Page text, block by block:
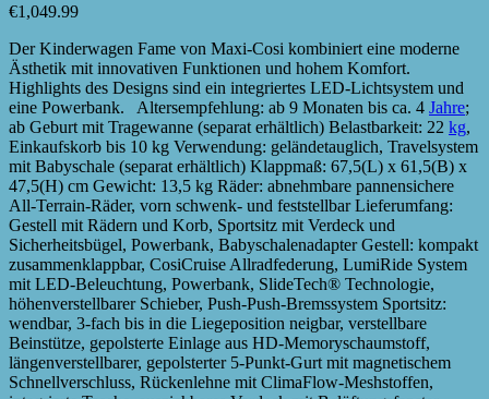
€1,049.99
Der Kinderwagen Fame von Maxi-Cosi kombiniert eine moderne
Ästhetik mit innovativen Funktionen und hohem Komfort.
Highlights des Designs sind ein integriertes LED-Lichtsystem und
eine Powerbank. Altersempfehlung: ab 9 Monaten bis ca. 4 Jahre;
ab Geburt mit Tragewanne (separat erhältlich) Belastbarkeit: 22 kg,
Einkaufskorb bis 10 kg Verwendung: geländetauglich, Travelsystem
mit Babyschale (separat erhältlich) Klappmaß: 67,5(L) x 61,5(B) x
47,5(H) cm Gewicht: 13,5 kg Räder: abnehmbare pannensichere
All-Terrain-Räder, vorn schwenk- und feststellbar Lieferumfang:
Gestell mit Rädern und Korb, Sportsitz mit Verdeck und
Sicherheitsbügel, Powerbank, Babyschalenadapter Gestell: kompakt
zusammenklappbar, CosiCruise Allradfederung, LumiRide System
mit LED-Beleuchtung, Powerbank, SlideTech® Technologie,
höhenverstellbarer Schieber, Push-Push-Bremssystem Sportsitz:
wendbar, 3-fach bis in die Liegeposition neigbar, verstellbare
Beinstütze, gepolsterte Einlage aus HD-Memoryschaumstoff,
längenverstellbarer, gepolsterter 5-Punkt-Gurt mit magnetischem
Schnellverschluss, Rückenlehne mit ClimaFlow-Meshstoffen,